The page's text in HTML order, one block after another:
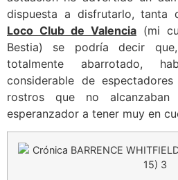
dispuesta a disfrutarlo, tanta
Loco Club de Valencia (mi
Bestia) se podría decir
totalmente abarrotado,
considerable de
rostros que no
esperanzador a tener muy en